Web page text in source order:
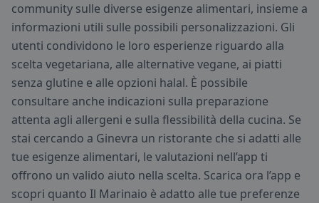
community sulle diverse esigenze alimentari, insieme a
informazioni utili sulle possibili personalizzazioni. Gli
utenti condividono le loro esperienze riguardo alla
scelta vegetariana, alle alternative vegane, ai piatti
senza glutine e alle opzioni halal. È possibile
consultare anche indicazioni sulla preparazione
attenta agli allergeni e sulla flessibilità della cucina. Se
stai cercando a Ginevra un ristorante che si adatti alle
tue esigenze alimentari, le valutazioni nell’app ti
offrono un valido aiuto nella scelta. Scarica ora l’app e
scopri quanto Il Marinaio è adatto alle tue preferenze